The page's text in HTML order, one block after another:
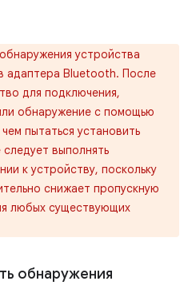
устройства
адаптера Bluetooth. После
для подключения,
обнаружение с помощью
пытаться установить
выполнять
к устройству, поскольку
снижает пропускную
любых существующих
обнаружения